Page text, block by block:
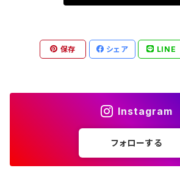
保存 シェア LINE
Instagram
フォローする